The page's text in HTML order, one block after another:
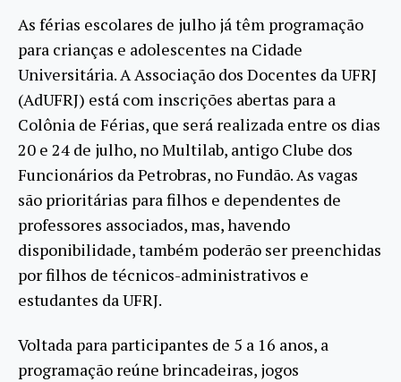
As férias escolares de julho já têm programação
para crianças e adolescentes na Cidade
Universitária. A Associação dos Docentes da UFRJ
(AdUFRJ) está com inscrições abertas para a
Colônia de Férias, que será realizada entre os dias
20 e 24 de julho, no Multilab, antigo Clube dos
Funcionários da Petrobras, no Fundão. As vagas
são prioritárias para filhos e dependentes de
professores associados, mas, havendo
disponibilidade, também poderão ser preenchidas
por filhos de técnicos-administrativos e
estudantes da UFRJ.
Voltada para participantes de 5 a 16 anos, a
programação reúne brincadeiras, jogos